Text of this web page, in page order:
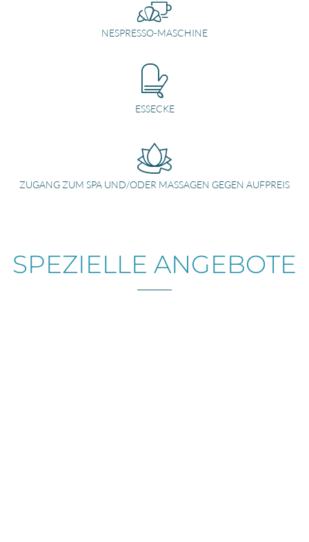
NESPRESSO-MASCHINE
ESSECKE
ZUGANG ZUM SPA UND/ODER MASSAGEN GEGEN AUFPREIS
SPEZIELLE ANGEBOTE